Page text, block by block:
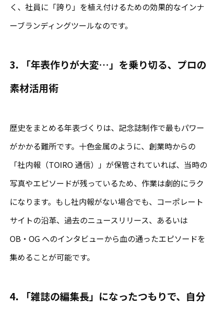
く、社員に「誇り」を植え付けるための効果的なインナ
ーブランディングツールなのです。
3. 「年表作りが大変…」を乗り切る、プロの
素材活用術
歴史をまとめる年表づくりは、記念誌制作で最もパワー
がかかる難所です。十色金属のように、創業時からの
「社内報（TOIRO 通信）」が保管されていれば、当時の
写真やエピソードが残っているため、作業は劇的にラク
になります。もし社内報がない場合でも、コーポレート
サイトの沿革、過去のニュースリリース、あるいは
OB・OG へのインタビューから血の通ったエピソードを
集めることが可能です。
4. 「雑誌の編集長」になったつもりで、自分